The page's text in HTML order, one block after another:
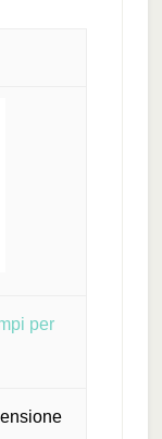
per